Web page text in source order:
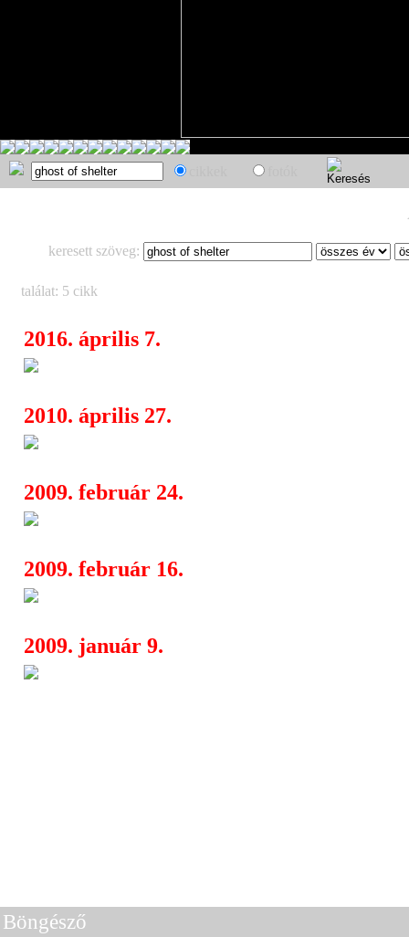
keresett szöveg:
találat: 5 cikk
2016. április 7.
2010. április 27.
2009. február 24.
2009. február 16.
2009. január 9.
Böngésző